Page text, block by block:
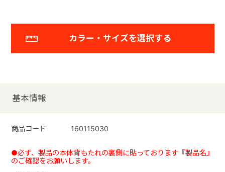
カラー・サイズを選択する
基本情報
商品コード 160115030
●必ず、製品の本体背もたれの裏側に貼っております『製品名』
のご確認をお願いします。